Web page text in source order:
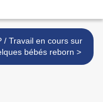
/ Travail en cours sur
quelques bébés reborn >